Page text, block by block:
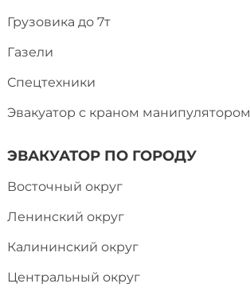
Грузовика до 7т
Газели
Спецтехники
Эвакуатор с краном манипулятором
ЭВАКУАТОР ПО ГОРОДУ
Восточный округ
Ленинский округ
Калининский округ
Центральный округ